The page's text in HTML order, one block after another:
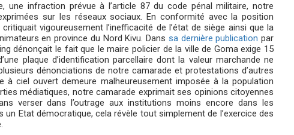
une infraction prévue à l’article 87 du code pénal militaire, notre
sur les réseaux sociaux. En conformité avec la position
vigoureusement l’inefficacité de l’état de siège ainsi que la
en province du Nord Kivu. Dans sa dernière publication par
dénonçait le fait que le maire policier de la ville de Goma exige 15
plaque d’identification parcellaire dont la valeur marchande ne
dénonciations de notre camarade et protestations d’autres
à ciel ouvert demeure malheureusement imposée à la population
médiatiques, notre camarade exprimait ses opinions citoyennes
verser dans l’outrage aux institutions moins encore dans les
Etat démocratique, cela révèle tout simplement de l’exercice des